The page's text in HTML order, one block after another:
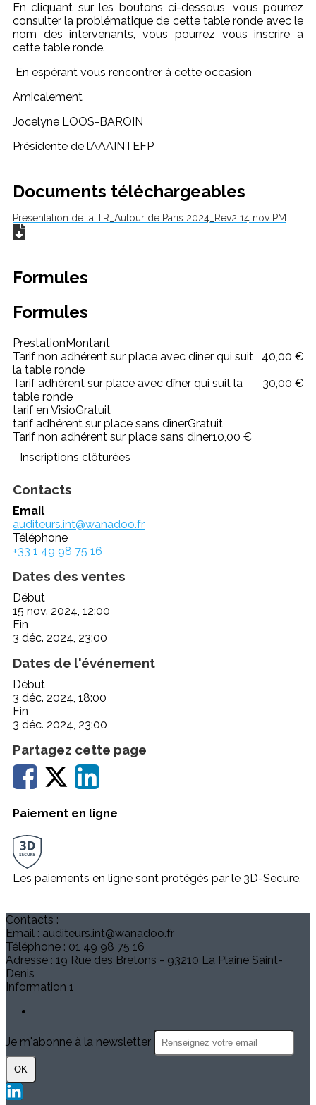
En cliquant sur les boutons ci-dessous, vous pourrez
consulter la problématique de cette table ronde avec le
nom des intervenants, vous pourrez vous inscrire à
cette table ronde.
En espérant vous rencontrer à cette occasion
Amicalement
Jocelyne LOOS-BAROIN
Présidente de l’AAAINTEFP
Documents téléchargeables
Presentation de la TR_Autour de Paris 2024_Rev2 14 nov PM
Formules
Formules
PrestationMontant
Tarif non adhérent sur place avec diner qui suit
la table ronde
40,00 €
Tarif adhérent sur place avec dîner qui suit la
table ronde
30,00 €
tarif en VisioGratuit
tarif adhérent sur place sans dînerGratuit
Tarif non adhérent sur place sans diner10,00 €
Inscriptions clôturées
Contacts
Email
auditeurs.int@wanadoo.fr
Téléphone
+33 1 49 98 75 16
Dates des ventes
Début
15 nov. 2024, 12:00
Fin
3 déc. 2024, 23:00
Dates de l'événement
Début
3 déc. 2024, 18:00
Fin
3 déc. 2024, 23:00
Partagez cette page
Paiement en ligne
Les paiements en ligne sont protégés par le 3D-Secure.
Contacts :
Email : auditeurs.int@wanadoo.fr
Téléphone : 01 49 98 75 16
Adresse : 19 Rue des Bretons - 93210 La Plaine Saint-
Denis
Information 1
Je m'abonne à la newsletter
OK